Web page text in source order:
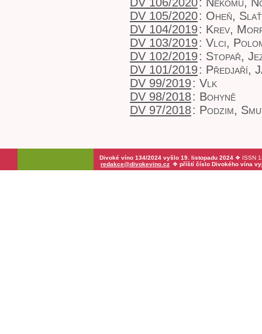
DV 105/2020: Oheň, Slať
DV 104/2019: Krev,
DV 103/2019: Vlci,
DV 102/2019: Stopař,
DV 101/2019: Předjaří,
DV 99/2019: Vlk
DV 98/2018: Bohyně
DV 97/2018: Podzim,
Divoké víno 134/2024 vyšlo 19. listopadu 2024 ❖ ISSN
redakce@divokevino.cz ❖ příští číslo Divokého vína